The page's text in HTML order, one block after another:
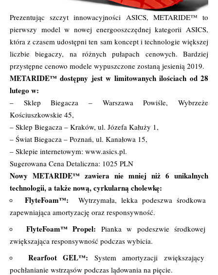
Prezentując szczyt innowacyjności ASICS, METARIDE™ to
pierwszy model w nowej energooszczędnej kategorii ASICS,
która z czasem udostępni ten sam koncept i technologie większej
liczbie biegaczy, na różnych pułapach cenowych. Bardziej
przystępne cenowo modele wypuszczone zostaną jesienią 2019.
METARIDE™ dostępny jest w limitowanych ilościach od 28
lutego w:
– Sklep Biegacza – Warszawa Powiśle, Wybrzeże
Kościuszkowskie 45,
– Sklep Biegacza – Kraków, ul. Józefa Kałuży 1,
– Świat Biegacza – Poznań, ul. Kanałowa 15,
– Sklepie internetowym: www.asics.pl.
Sugerowana Cena Detaliczna: 1025 PLN
Nowy METARIDE™ zawiera nie mniej niż 6 unikalnych
technologii, a także nową, cyrkularną cholewkę:
FlyteFoam™: Wytrzymała, lekka podeszwa środkowa
zapewniająca amortyzację oraz responsywność.
FlyteFoam™ Propel: Pianka w podeszwie środkowej
zwiększająca responsywność podczas wybicia.
Rearfoot GEL™: System amortyzacji zwiększający
pochłanianie wstrząsów podczas lądowania na pięcie.